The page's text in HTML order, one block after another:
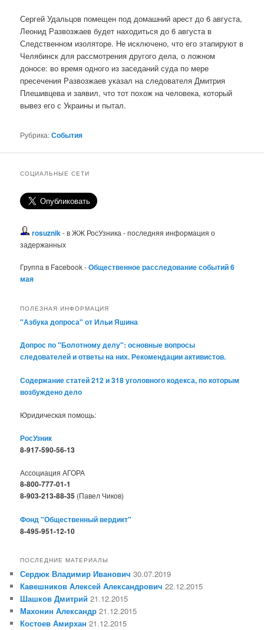
Сергей Удальцов помещен под домашний арест до 6 августа,
Леонид Развозжаев будет находиться до 6 августа в
Следственном изоляторе. Не исключено, что его этапируют в
Челябинск для рассмотрения другого дела, о ложном
доносе: во время одного из заседаний суда по мере
пресечения Развозжаев указал на следователя Дмитрия
Плешивцева и заявил, что тот похож на человека, который
вывез его с Украины и пытал.
Рубрика:События
СОЦИАЛЬНЫЕ СЕТИ
rosuznik- в ЖЖ РосУзника - последняя информация о
задержанных
Группа в Facebook -Общественное расследование событий 6
мая
ПОЛЕЗНАЯ ИНФОРМАЦИЯ
"Азбука допроса" от Ильи Яшина
Допрос по "Болотному делу": основные вопросы
следователей и ответы на них. Рекомендации активистов.
Содержание статей 212 и 318 уголовного кодекса, по которым
возбуждено дело
Юридическая помощь:
РосУзник
8-917-590-56-13
Ассоциация АГОРА
8-800-777-01-1
8-903-213-88-35 (Павел Чиков)
Фонд "Общественный вердикт"
8-495-951-12-10
ПОСЛЕДНИЕ МАТЕРИАЛЫ
Сердюк Владимир Иванович 30.07.2019
Кавешников Алексей Александрович 22.12.2015
Шашков Дмитрий 21.12.2015
Махонин Александр 21.12.2015
Костоев Амирхан 21.12.2015